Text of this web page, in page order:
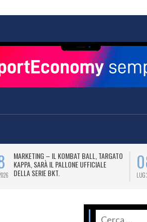
MARKETING – IL KOMBAT BALL, TARGATO
KAPPA, SARÀ IL PALLONE UFFICIALE
DELLA SERIE BKT.
LUG